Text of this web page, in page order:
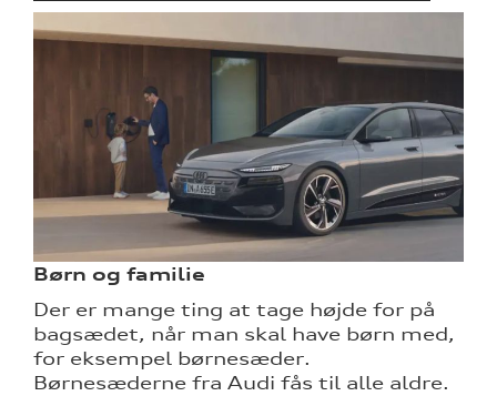
Børn og familie
Der er mange ting at tage højde for på
bagsædet, når man skal have børn med,
for eksempel børnesæder.
Børnesæderne fra Audi fås til alle aldre.